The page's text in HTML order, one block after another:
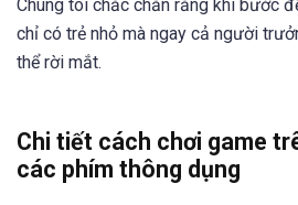
Chúng tôi chắc chắn rằng khi bước
chỉ có trẻ nhỏ mà ngay cả người
thể rời mắt.
Chi tiết cách chơi game
các phím thông dụng